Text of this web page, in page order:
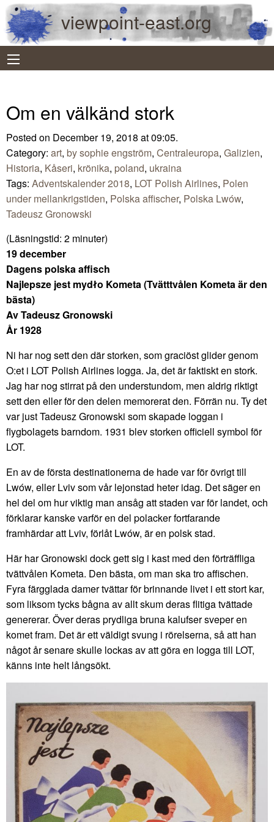
viewpoint-east.org
Om en välkänd stork
Posted on December 19, 2018 at 09:05.
Category: art, by sophie engström, Centraleuropa, Galizien,
Historia, Kåseri, krönika, poland, ukraina
Tags: Adventskalender 2018, LOT Polish Airlines, Polen
under mellankrigstiden, Polska affischer, Polska Lwów,
Tadeusz Gronowski
(Läsningstid: 2 minuter)
19 december
Dagens polska affisch
Najlepsze jest mydło Kometa (Tvätttvålen Kometa är den
bästa)
Av Tadeusz Gronowski
År 1928
Ni har nog sett den där storken, som graciöst glider genom
O:et i LOT Polish Airlines logga. Ja, det är faktiskt en stork.
Jag har nog stirrat på den understundom, men aldrig riktigt
sett den eller för den delen memorerat den. Förrän nu. Ty det
var just Tadeusz Gronowski som skapade loggan i
flygbolagets barndom. 1931 blev storken officiell symbol för
LOT.
En av de första destinationerna de hade var för övrigt till
Lwów, eller Lviv som vår lejonstad heter idag. Det säger en
hel del om hur viktig man ansåg att staden var för landet, och
förklarar kanske varför en del polacker fortfarande
framhärdar att Lviv, förlåt Lwów, är en polsk stad.
Här har Gronowski dock gett sig i kast med den förträffliga
tvättvålen Kometa. Den bästa, om man ska tro affischen.
Fyra färgglada damer tvättar för brinnande livet i ett stort kar,
som liksom tycks bågna av allt skum deras flitiga tvättade
genererar. Över deras prydliga bruna kalufser sveper en
komet fram. Det är ett väldigt svung i rörelserna, så att han
något år senare skulle lockas av att göra en logga till LOT,
känns inte helt långsökt.